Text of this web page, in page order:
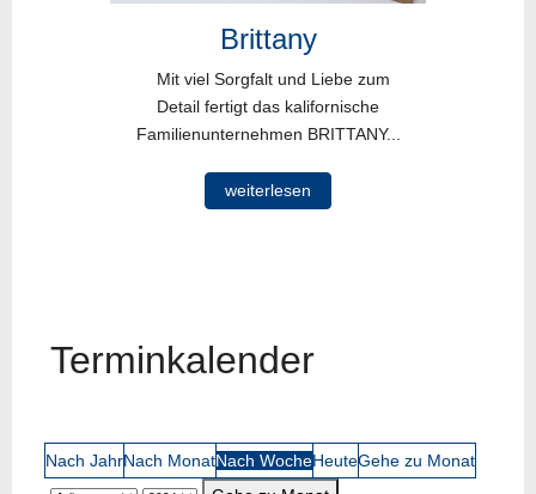
Brittany
Mit viel Sorgfalt und Liebe zum
Detail fertigt das kalifornische
Familienunternehmen BRITTANY...
weiterlesen
Terminkalender
Nach JahrNach MonatNach WocheHeuteGehe zu Monat